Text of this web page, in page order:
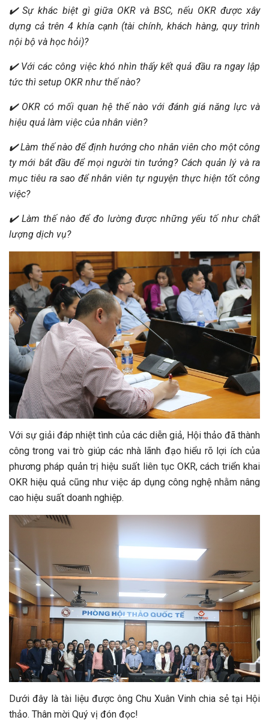
✔️ Sự khác biệt gì giữa OKR và BSC, nếu OKR được xây
dựng cả trên 4 khía cạnh (tài chính, khách hàng, quy trình
nội bộ và học hỏi)?
✔️ Với các công việc khó nhìn thấy kết quả đầu ra ngay lập
tức thì setup OKR như thế nào?
✔️ OKR có mối quan hệ thế nào với đánh giá năng lực và
hiệu quả làm việc của nhân viên?
✔️ Làm thế nào để định hướng cho nhân viên cho một công
ty mới bắt đầu để mọi người tin tưởng? Cách quản lý và ra
mục tiêu ra sao để nhân viên tự nguyện thực hiện tốt công
việc?
✔️ Làm thế nào để đo lường được những yếu tố như chất
lượng dịch vụ?
Với sự giải đáp nhiệt tình của các diễn giả, Hội thảo đã thành
công trong vai trò giúp các nhà lãnh đạo hiểu rõ lợi ích của
phương pháp quản trị hiệu suất liên tục OKR, cách triển khai
OKR hiệu quả cũng như việc áp dụng công nghệ nhằm nâng
cao hiệu suất doanh nghiệp.
Dưới đây là tài liệu được ông Chu Xuân Vinh chia sẻ tại Hội
thảo. Thân mời Quý vị đón đọc!